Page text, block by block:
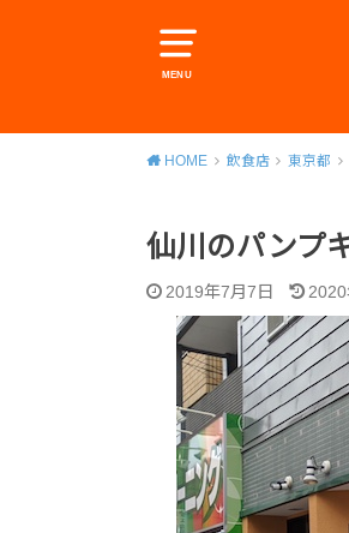
MENU
HOME 飲食店 東京都
仙川のパンプ
2019年7月7日